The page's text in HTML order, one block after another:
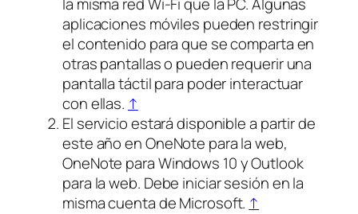
aplicaciones móviles pueden restringir
el contenido para que se comparta en
otras pantallas o pueden requerir una
pantalla táctil para poder interactuar
con ellas. ↑
El servicio estará disponible a partir de
este año en OneNote para la web,
OneNote para Windows 10 y Outlook
para la web. Debe iniciar sesión en la
misma cuenta de Microsoft. ↑